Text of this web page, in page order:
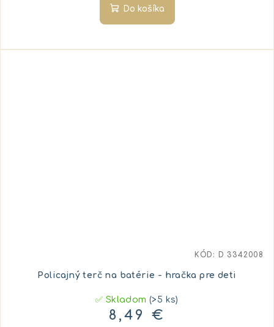
Do košíka
Policajný terč na batérie - hračka pre deti
✅ Skladom(>5 ks)
8,49 €
KÓD: D 3342008